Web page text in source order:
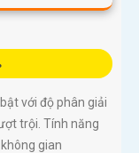
với độ phân giải
trội. Tính năng
gian